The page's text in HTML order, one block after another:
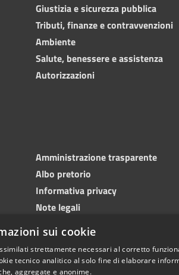
Giustizia e sicurezza pubblica
Tributi, finanze e contravvenzioni
Ambiente
Salute, benessere e assistenza
Autorizzazioni
Amministrazione trasparente
Albo pretorio
Informativa privacy
Note legali
sui cookie
strettamente necessari al corretto
tecnico analitico al solo fine di elaborare
aggregate e anonime.